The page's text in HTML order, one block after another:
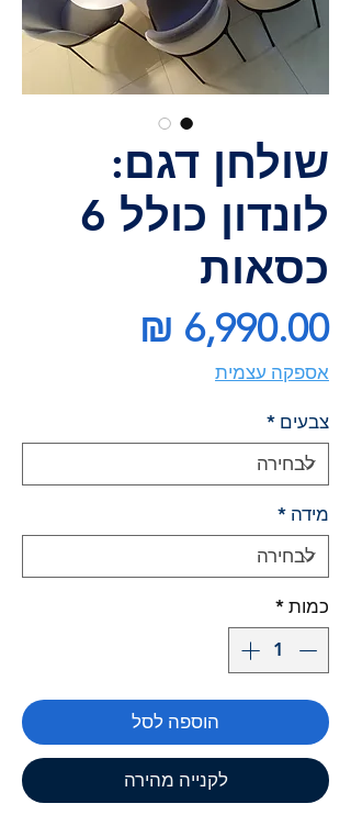
שולחן דגם:
לונדון כולל 6
כסאות
אספקה עצמית
צבעים *
מידה *
כמות *
הוספה לסל
לקנייה מהירה